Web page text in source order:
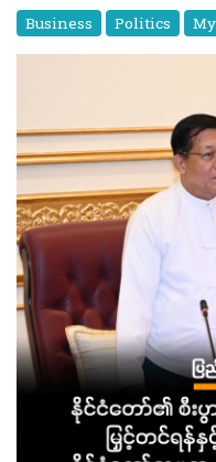
Business Politics